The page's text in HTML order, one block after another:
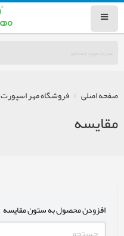
صفحه اصلی فروشگاه مهر اسپورت
مقایسه
افزودن محصول به ستون مقایسه